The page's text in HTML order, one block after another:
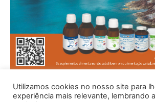
Utilizamos cookies no nosso site para
experiência mais relevante, lembrando